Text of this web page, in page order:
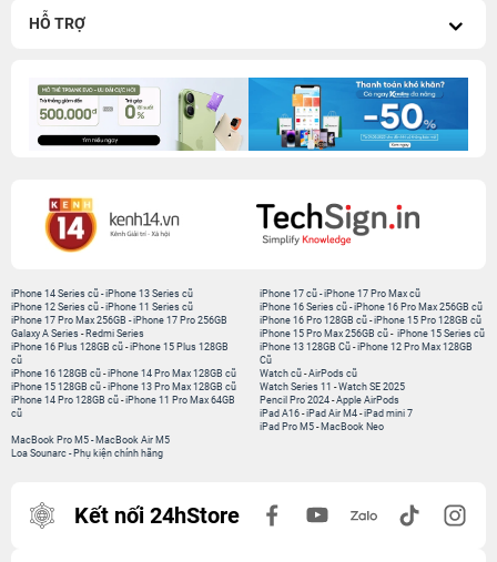
HỖ TRỢ
iPhone 14 Series cũ -iPhone 13 Series cũ
iPhone 12 Series cũ -iPhone 11 Series cũ
iPhone 17 Pro Max 256GB -iPhone 17 Pro 256GB
Galaxy A Series - Redmi Series
iPhone 17 cũ -iPhone 17 Pro Max cũ
iPhone 16 Series cũ - iPhone 16 Pro Max 256GB cũ
iPhone 16 Pro 128GB cũ -iPhone 15 Pro 128GB cũ
iPhone 15 Pro Max 256GB cũ - iPhone 15 Series cũ
iPhone 16 Plus 128GB cũ -iPhone 15 Plus 128GB
cũ
iPhone 16 128GB cũ -iPhone 14 Pro Max 128GB cũ
iPhone 15 128GB cũ -iPhone 13 Pro Max 128GB cũ
iPhone 14 Pro 128GB cũ -iPhone 11 Pro Max 64GB
cũ
iPhone 13 128GB Cũ -iPhone 12 Pro Max 128GB
Cũ
Watch cũ -AirPods cũ
Watch Series 11 -Watch SE 2025
Pencil Pro 2024 -Apple AirPods
iPad A16 -iPad Air M4 -iPad mini 7
iPad Pro M5 - MacBook Neo
MacBook Pro M5 - MacBook Air M5
Loa Sounarc - Phụ kiện chính hãng
Kết nối 24hStore